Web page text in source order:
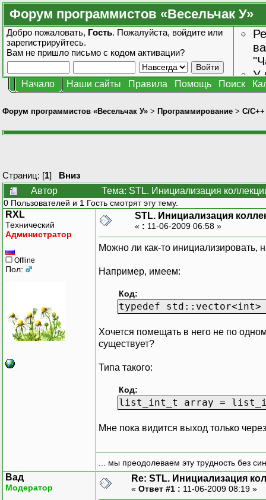
Форум программистов «Весельчак У»
Добро пожаловать, Гость. Пожалуйста, войдите или
зарегистрируйтесь.
Вам не пришло письмо с кодом активации?
У
Начало Наши сайты Правила Помощь Поиск
Форум программистов «Весельчак У» > Программирование > C/C++
Страниц: [1] Вниз
Автор
Тема: STL. Инициализация
0 Пользователей и 1 Гость смотрят эту тему.
RXL
Технический
Администратор
Offline
Пол:
STL. Инициализация
« : 11-06-2009 06:58 »
Можно ли как-то инициализировать,
Например, имеем:
Код:
typedef
Хочется помещать в него не по
существует?
Типа такого:
Код:
list_int_t array =
Мне пока видится выход только
... мы преодолеваем эту трудность без
Вад
Модератор
Re: STL. Инициализация
« Ответ #1 : 11-06-2009 08:19 »